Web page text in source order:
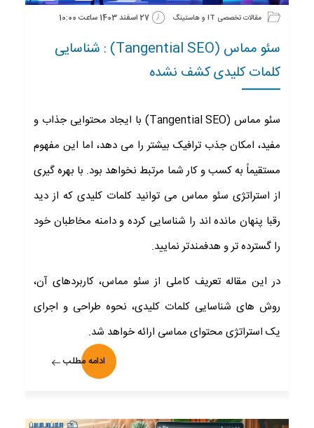
مقالات تخصصی IT و هاستینگ 27 اسفند 1403 ساعت 10:00
سئو مماس (Tangential SEO) : شناسایی
کلمات کلیدی کشف نشده
سئو مماس (Tangential SEO) با ایجاد محتوایی جذاب و
مفید، امکان جذب ترافیک بیشتر را می دهد، اما این مفهوم
مستقیماً به کسب و کار شما مرتبط نخواهد بود. با بهره گیری
از استراتژی سئو مماس می توانید کلمات کلیدی که از دید
رقبا پنهان مانده اند را شناسایی کرده و دامنه مخاطبان خود
را گسترده تر و هدفمندتر نمایید.
در این مقاله تعریف کاملی از سئو مماس، کاربردهای آن،
روش های شناسایی کلمات کلیدی، نحوه طراحی و اجرای
یک استراتژی محتوای مماسی ارائه خواهد شد.
ادامه مطلب